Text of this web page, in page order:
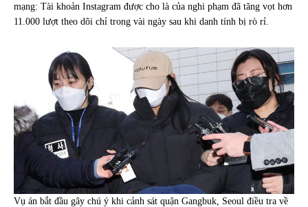
mạng: Tài khoản Instagram được cho là của nghi phạm đã tăng vọt hơn
11.000 lượt theo dõi chỉ trong vài ngày sau khi danh tính bị rò rỉ.
Vụ án bắt đầu gây chú ý khi cảnh sát quận Gangbuk, Seoul điều tra về